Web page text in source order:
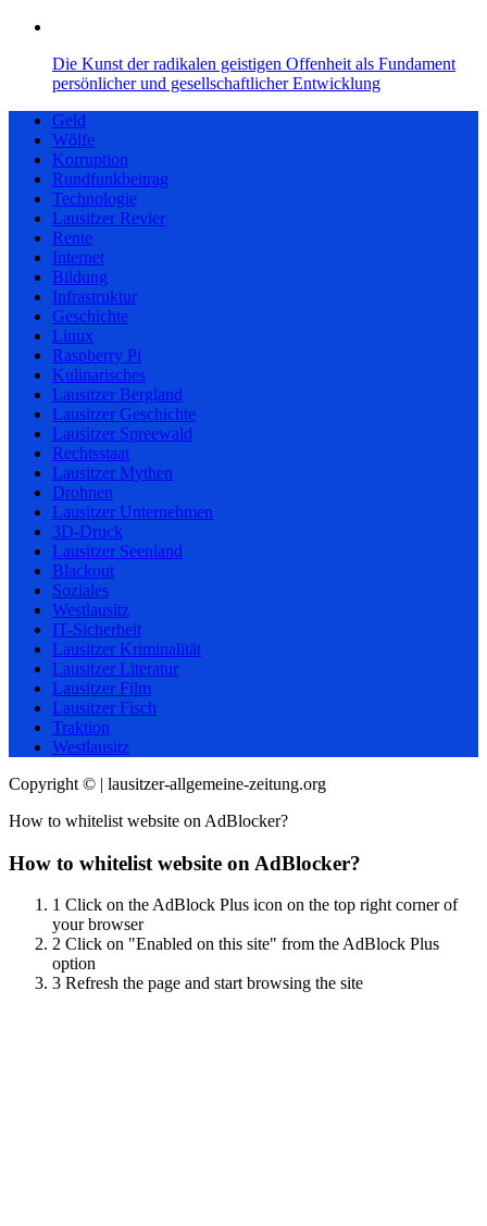
Die Kunst der radikalen geistigen Offenheit als Fundament
persönlicher und gesellschaftlicher Entwicklung
Geld
Wölfe
Korruption
Rundfunkbeitrag
Technologie
Lausitzer Revier
Rente
Internet
Bildung
Infrastruktur
Geschichte
Linux
Raspberry Pi
Kulinarisches
Lausitzer Bergland
Lausitzer Geschichte
Lausitzer Spreewald
Rechtsstaat
Lausitzer Mythen
Drohnen
Lausitzer Unternehmen
3D-Druck
Lausitzer Seenland
Blackout
Soziales
Westlausitz
IT-Sicherheit
Lausitzer Kriminalität
Lausitzer Literatur
Lausitzer Film
Lausitzer Fisch
Traktion
Westlausitz
Copyright © | lausitzer-allgemeine-zeitung.org
How to whitelist website on AdBlocker?
How to whitelist website on AdBlocker?
1 Click on the AdBlock Plus icon on the top right corner of
your browser
2 Click on "Enabled on this site" from the AdBlock Plus
option
3 Refresh the page and start browsing the site